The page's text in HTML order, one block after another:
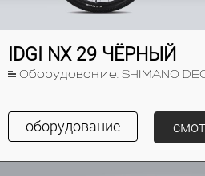
IDGI NX 29 ЧЁРНЫЙ
Оборудование: SHIMANO
оборудование